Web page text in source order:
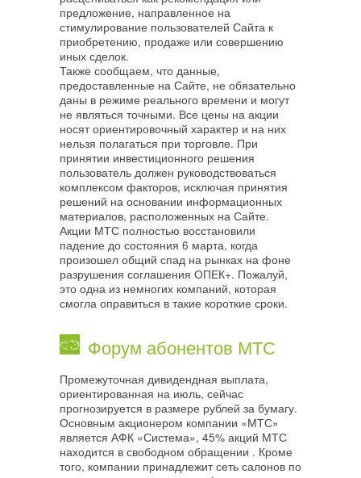
предложение, направленное на
стимулирование пользователей Сайта к
приобретению, продаже или совершению
иных сделок.
Также сообщаем, что данные,
предоставленные на Сайте, не обязательно
даны в режиме реального времени и могут
не являться точными. Все цены на акции
носят ориентировочный характер и на них
нельзя полагаться при торговле. При
принятии инвестиционного решения
пользователь должен руководствоваться
комплексом факторов, исключая принятия
решений на основании информационных
материалов, расположенных на Сайте.
Акции МТС полностью восстановили
падение до состояния 6 марта, когда
произошел общий спад на рынках на фоне
разрушения соглашения ОПЕК+. Пожалуй,
это одна из немногих компаний, которая
смогла оправиться в такие короткие сроки.
Форум абонентов МТС
Промежуточная дивидендная выплата,
ориентированная на июль, сейчас
прогнозируется в размере рублей за бумагу.
Основным акционером компании «МТС»
является АФК «Система», 45% акций МТС
находится в свободном обращении . Кроме
того, компании принадлежит сеть салонов по